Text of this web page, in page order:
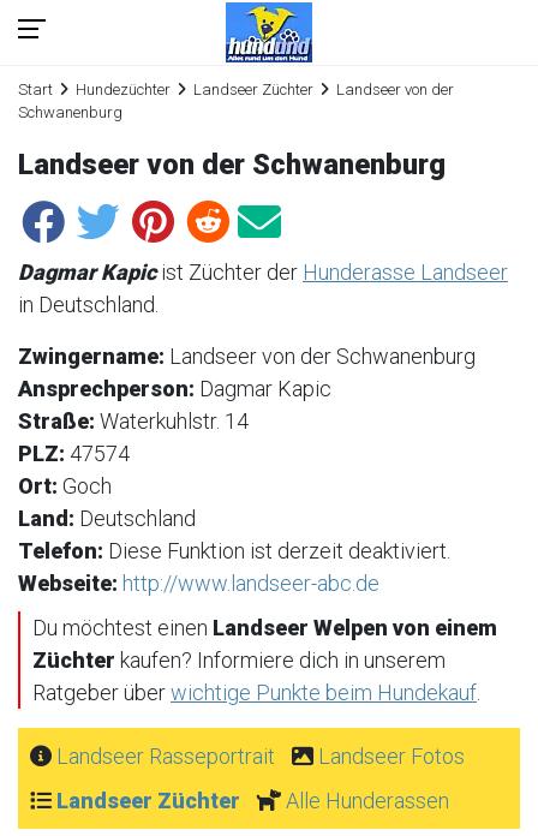
Start Hundezüchter Landseer Züchter
Landseer von der
Schwanenburg
Landseer von der Schwanenburg
Dagmar Kapicist Züchter der Hunderasse Landseer
in Deutschland.
Zwingername: Landseer von der Schwanenburg
Ansprechperson: Dagmar Kapic
Straße: Waterkuhlstr. 14
PLZ: 47574
Ort: Goch
Land: Deutschland
Telefon: Diese Funktion ist derzeit deaktiviert.
Webseite: http://www.landseer-abc.de
Du möchtest einen Landseer Welpen von einem
Züchter kaufen? Informiere dich in unserem
Ratgeber überwichtige Punkte beim Hundekauf
Landseer Rasseportrait
Landseer Fotos
Landseer Züchter
Alle Hunderassen